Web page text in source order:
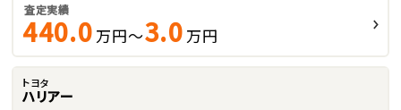
査定実績
440.0 万円～3.0 万円
トヨタ
ハリアー